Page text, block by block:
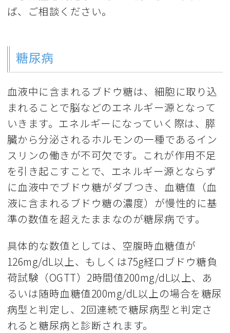
ば、ご相談ください。
糖尿病
血液中に含まれるブドウ糖は、細胞に取り込
まれることで脳などのエネルギー源となって
いきます。エネルギーになっていく際は、膵
臓から分泌されるホルモンの一種であるイン
スリンの働きが不可欠です。これが作用不足
を引き起こすことで、エネルギー源とならず
に血液中でブドウ糖がダブつき、血糖値（血
液に含まれるブドウ糖の濃度）が慢性的に基
準の数値を超えたままなのが糖尿病です。
具体的な数値としては、空腹時血糖値が
126mg/dL以上、もしくは75g経口ブドウ糖負
荷試験（OGTT）2時間値200mg/dL以上、あ
るいは随時血糖値200mg/dL以上の場合を糖尿
病型と判定し、2回連続で糖尿病型と判定さ
れると糖尿病と診断されます。